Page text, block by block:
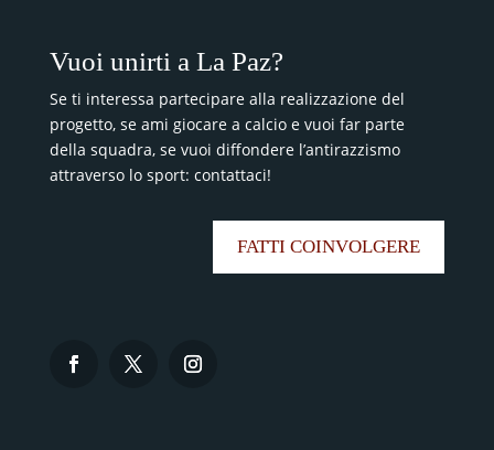
Vuoi unirti a La Paz?
Se ti interessa partecipare alla realizzazione del
progetto, se ami giocare a calcio e vuoi far parte
della squadra, se vuoi diffondere l’antirazzismo
attraverso lo sport: contattaci!
FATTI COINVOLGERE